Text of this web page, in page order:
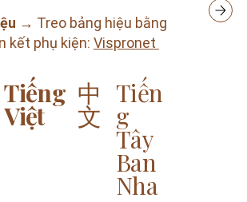
→ Treo bảng hiệu bằng
kết phụ kiện: Vispronet
Tiếng
Việt
中
文
Tiến
g
Tây
Ban
Nha